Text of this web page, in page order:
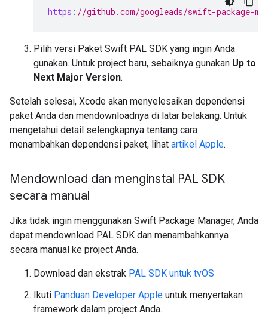
https : //github.com/googleads/swift-package-
Pilih versi Paket Swift PAL SDK yang ingin Anda
gunakan. Untuk project baru, sebaiknya gunakan Up to
Next Major Version.
Setelah selesai, Xcode akan menyelesaikan dependensi
paket Anda dan mendownloadnya di latar belakang. Untuk
mengetahui detail selengkapnya tentang cara
menambahkan dependensi paket, lihat artikel Apple.
Mendownload dan menginstal PAL SDK
secara manual
Jika tidak ingin menggunakan Swift Package Manager, Anda
dapat mendownload PAL SDK dan menambahkannya
secara manual ke project Anda.
Download dan ekstrak PAL SDK untuk tvOS
Ikuti Panduan Developer Apple untuk menyertakan
framework dalam project Anda.